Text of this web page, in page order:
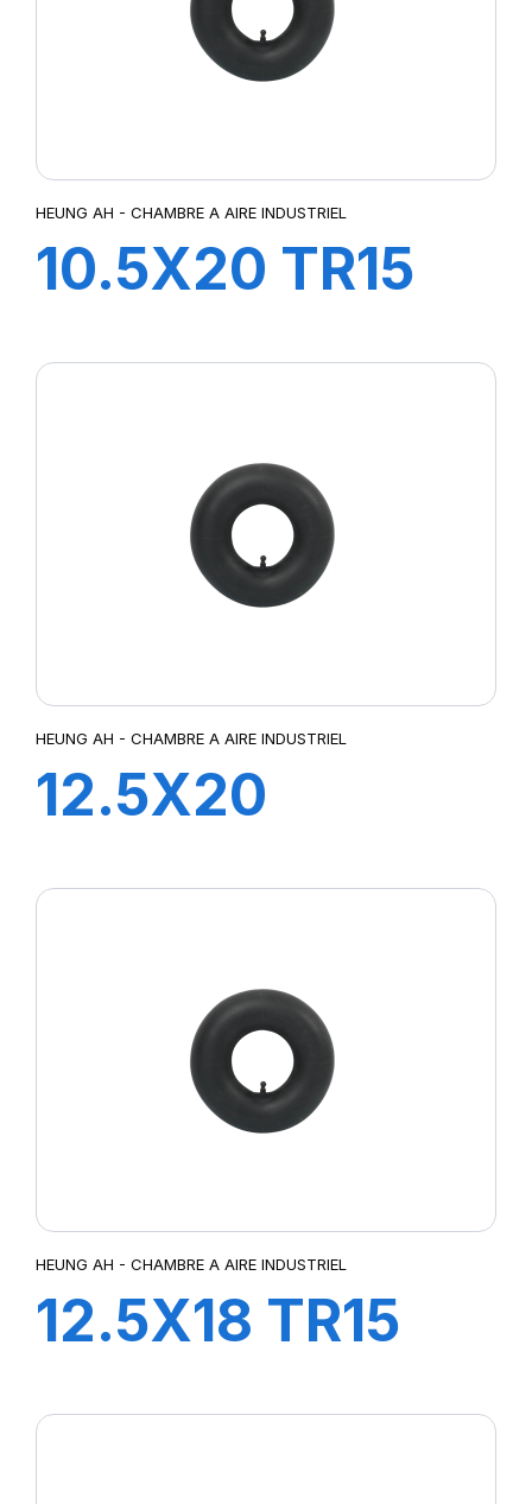
HEUNG AH - CHAMBRE A AIRE INDUSTRIEL
10.5X20 TR15
HEUNG AH - CHAMBRE A AIRE INDUSTRIEL
12.5X20
HEUNG AH - CHAMBRE A AIRE INDUSTRIEL
12.5X18 TR15